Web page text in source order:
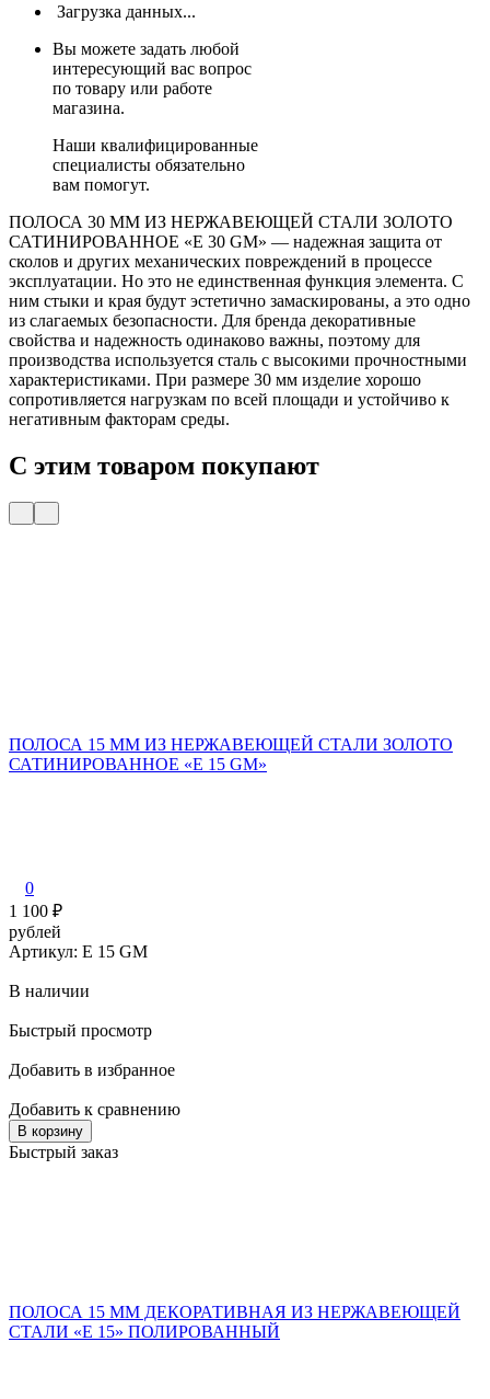
Загрузка данных...
Вы можете задать любой
интересующий вас вопрос
по товару или работе
магазина.
Наши квалифицированные
специалисты обязательно
вам помогут.
ПОЛОСА 30 ММ ИЗ НЕРЖАВЕЮЩЕЙ СТАЛИ ЗОЛОТО
САТИНИРОВАННОЕ «E 30 GM» — надежная защита от
сколов и других механических повреждений в процессе
эксплуатации. Но это не единственная функция элемента. С
ним стыки и края будут эстетично замаскированы, а это одно
из слагаемых безопасности. Для бренда декоративные
свойства и надежность одинаково важны, поэтому для
производства используется сталь с высокими прочностными
характеристиками. При размере 30 мм изделие хорошо
сопротивляется нагрузкам по всей площади и устойчиво к
негативным факторам среды.
С этим товаром покупают
ПОЛОСА 15 ММ ИЗ НЕРЖАВЕЮЩЕЙ СТАЛИ ЗОЛОТО
САТИНИРОВАННОЕ «E 15 GM»
0
1 100 ₽
рублей
Артикул: E 15 GM
В наличии
Быстрый просмотр
Добавить в избранное
Добавить к сравнению
В корзину
Быстрый заказ
ПОЛОСА 15 ММ ДЕКОРАТИВНАЯ ИЗ НЕРЖАВЕЮЩЕЙ
СТАЛИ «E 15» ПОЛИРОВАННЫЙ